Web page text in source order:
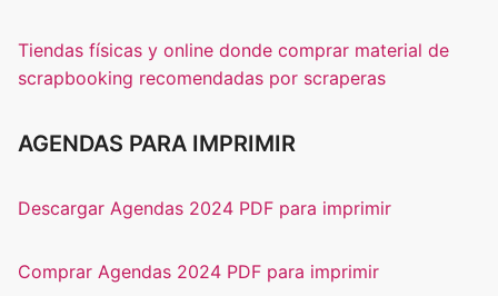
Tiendas físicas y online donde comprar material de
scrapbooking recomendadas por scraperas
AGENDAS PARA IMPRIMIR
Descargar Agendas 2024 PDF para imprimir
Comprar Agendas 2024 PDF para imprimir